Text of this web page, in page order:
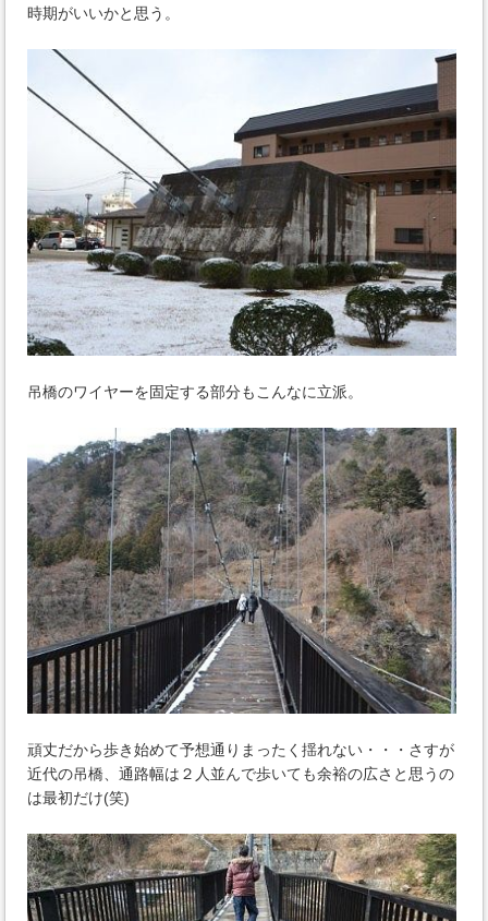
時期がいいかと思う。
吊橋のワイヤーを固定する部分もこんなに立派。
頑丈だから歩き始めて予想通りまったく揺れない・・・さすが
近代の吊橋、通路幅は２人並んで歩いても余裕の広さと思うの
は最初だけ(笑)